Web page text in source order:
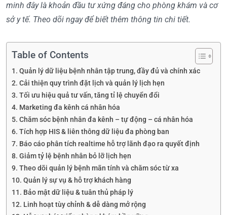
minh đây là khoản đầu tư xứng đáng cho phòng khám và cơ
sở y tế. Theo dõi ngay để biết thêm thông tin chi tiết.
Table of Contents
Quản lý dữ liệu bệnh nhân tập trung, đầy đủ và chính xác
Cải thiện quy trình đặt lịch và quản lý lịch hẹn
Tối ưu hiệu quả tư vấn, tăng tỉ lệ chuyển đổi
Marketing đa kênh cá nhân hóa
Chăm sóc bệnh nhân đa kênh – tự động – cá nhân hóa
Tích hợp HIS & liên thông dữ liệu đa phòng ban
Báo cáo phân tích realtime hỗ trợ lãnh đạo ra quyết định
Giảm tỷ lệ bệnh nhân bỏ lỡ lịch hẹn
Theo dõi quản lý bệnh mãn tính và chăm sóc từ xa
Quản lý sự vụ & hỗ trợ khách hàng
Bảo mật dữ liệu & tuân thủ pháp lý
Linh hoạt tùy chỉnh & dễ dàng mở rộng